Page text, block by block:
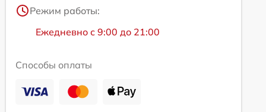
Режим работы:
Ежедневно с 9:00 до 21:00
Способы оплаты